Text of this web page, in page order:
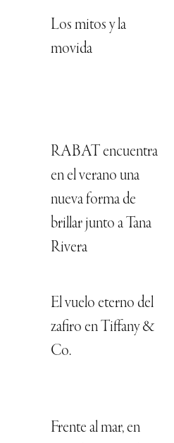
Los mitos y la
movida
RABAT encuentra
en el verano una
nueva forma de
brillar junto a Tana
Rivera
El vuelo eterno del
zafiro en Tiffany &
Co.
Frente al mar, en